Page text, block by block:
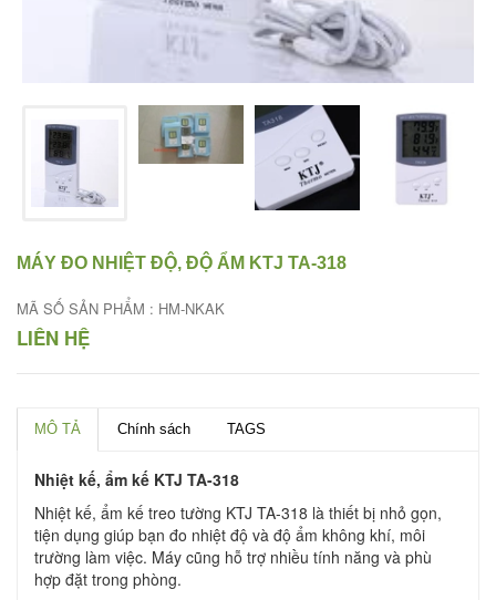
MÁY ĐO NHIỆT ĐỘ, ĐỘ ẨM KTJ TA-318
MÃ SỐ SẢN PHẨM : HM-NKAK
LIÊN HỆ
MÔ TẢ Chính sách TAGS
Nhiệt kế, ẩm kế KTJ TA-318
Nhiệt kế, ẩm kế treo tường KTJ TA-318 là thiết bị nhỏ gọn,
tiện dụng giúp bạn đo nhiệt độ và độ ẩm không khí, môi
trường làm việc. Máy cũng hỗ trợ nhiều tính năng và phù
hợp đặt trong phòng.